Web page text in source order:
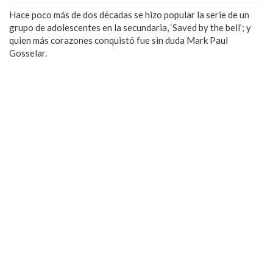
Hace poco más de dos décadas se hizo popular la serie de un
grupo de adolescentes en la secundaria, ‘Saved by the bell’; y
quien más corazones conquistó fue sin duda Mark Paul
Gosselar.